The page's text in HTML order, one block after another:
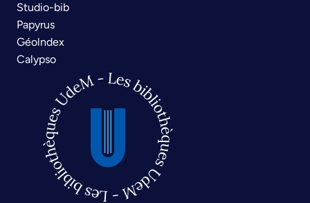
Studio-bib
Papyrus
Géolndex
Calypso